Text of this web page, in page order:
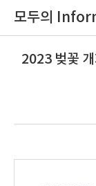
모두의
2023 벚꽃